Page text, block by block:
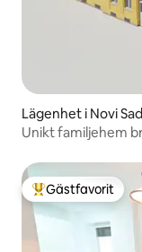
Lägenhet i Novi Sad
Unikt familjehem
Populär
Gästfavorit